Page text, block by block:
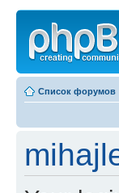
Список форумов